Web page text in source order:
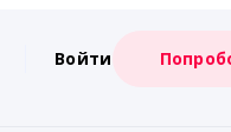
Войти